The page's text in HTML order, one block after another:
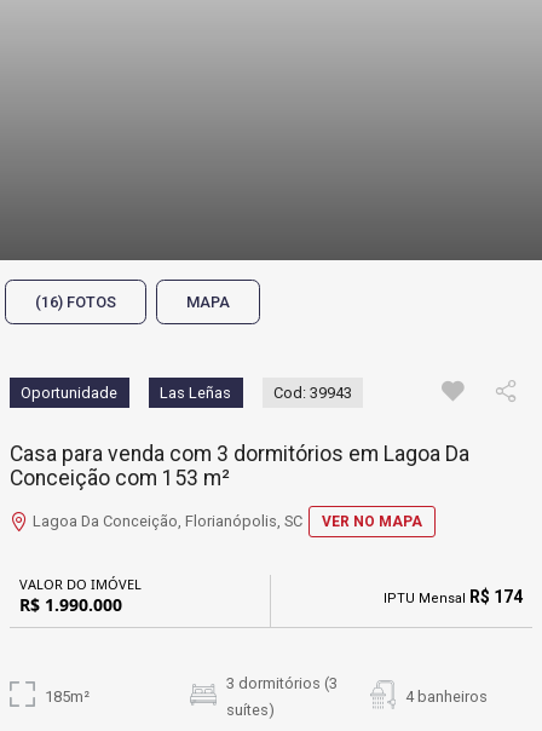
(16) FOTOS MAPA
Oportunidade Las Leñas Cod: 39943
Casa para venda com 3 dormitórios em Lagoa Da
Conceição com 153 m²
Lagoa Da Conceição, Florianópolis, SC VER NO MAPA
VALOR DO IMÓVEL
R$ 1.990.000 IPTU Mensal R$ 174
185m²
3 dormitórios (3
suítes)
4 banheiros